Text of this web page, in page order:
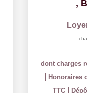
,
dont charges
Honoraires
TTC